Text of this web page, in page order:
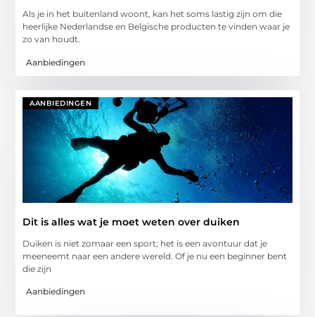
Als je in het buitenland woont, kan het soms lastig zijn om die
heerlijke Nederlandse en Belgische producten te vinden waar je
zo van houdt.
Aanbiedingen
AANBIEDINGEN
Dit is alles wat je moet weten over duiken
Duiken is niet zomaar een sport; het is een avontuur dat je
meeneemt naar een andere wereld. Of je nu een beginner bent
die zijn
Aanbiedingen